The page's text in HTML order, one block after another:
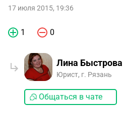
17 июля 2015, 19:36
1 0
Лина Быстрова
Юрист, г. Рязань
Общаться в чате